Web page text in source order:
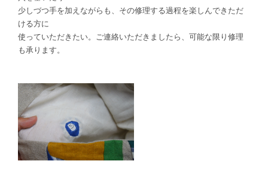
少しづつ手を加えながらも、その修理する過程を楽しんできただ
ける方に
使っていただきたい。ご連絡いただきましたら、可能な限り修理
も承ります。